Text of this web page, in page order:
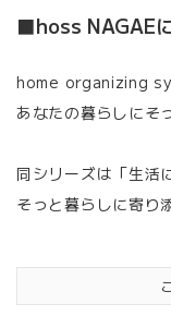
■hoss NAGAE
home organizing
あなたの暮らしにそ
同シリーズは「生活
そっと暮らしに寄り